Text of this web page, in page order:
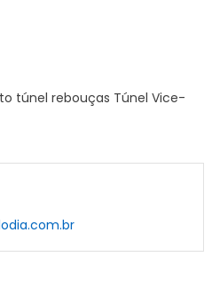
túnel rebouças Túnel Vice-